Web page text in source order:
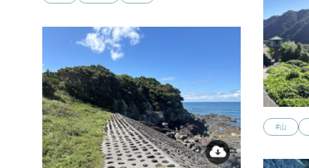
#山